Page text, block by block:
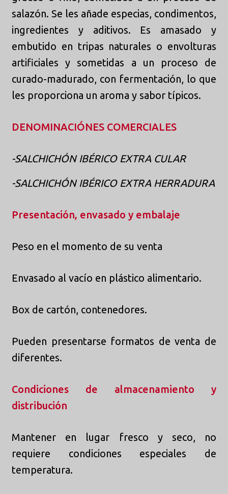
salazón. Se les añade especias, condimentos,
ingredientes y aditivos. Es amasado y
embutido en tripas naturales o envolturas
artificiales y sometidas a un proceso de
curado-madurado, con fermentación, lo que
les proporciona un aroma y sabor típicos.
DENOMINACIÓNES COMERCIALES
-SALCHICHÓN IBÉRICO EXTRA CULAR
-SALCHICHÓN IBÉRICO EXTRA HERRADURA
Presentación, envasado y embalaje
Peso en el momento de su venta
Envasado al vacío en plástico alimentario.
Box de cartón, contenedores.
Pueden presentarse formatos de venta de
diferentes.
Condiciones de almacenamiento y
distribución
Mantener en lugar fresco y seco, no
requiere condiciones especiales de
temperatura.